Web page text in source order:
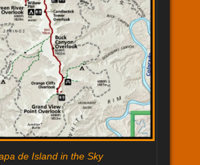
de Island in the Sky